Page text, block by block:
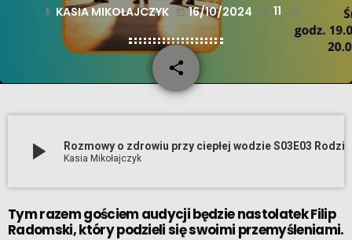
mic KASIA MIKOŁAJCZYK 16/10/2024 11
share
email
play_arrow Kasia Mikołajczyk
Tym razem gościem audycji będzie nastolatek Filip
Radomski, który podzieli się swoimi przemyśleniami.